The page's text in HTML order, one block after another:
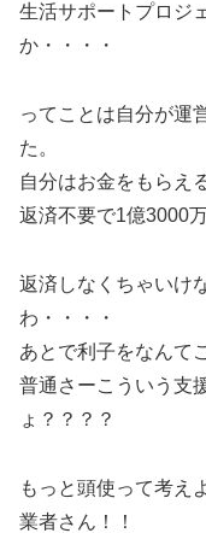
生活サポートプロジ
か・・・・
ってことは自分が運
た。
自分はお金をもらえ
返済不要で1億3000
返済しなくちゃいけ
わ・・・・
あとで利子をなんて
普通さーこういう支
ょ？？？？
もっと頭使って考え
業者さん！！